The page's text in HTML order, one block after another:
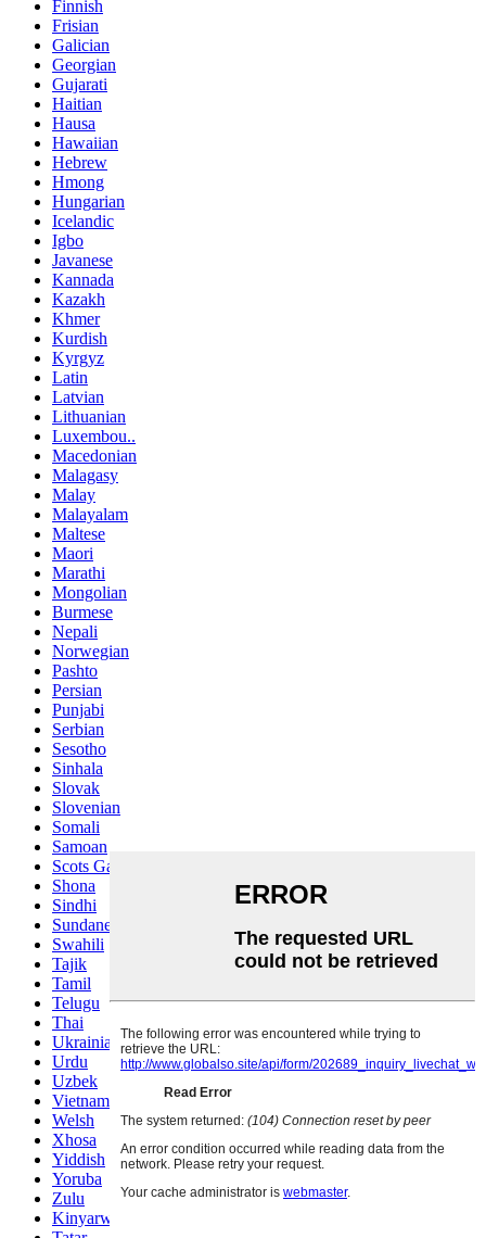
Finnish
Frisian
Galician
Georgian
Gujarati
Haitian
Hausa
Hawaiian
Hebrew
Hmong
Hungarian
Icelandic
Igbo
Javanese
Kannada
Kazakh
Khmer
Kurdish
Kyrgyz
Latin
Latvian
Lithuanian
Luxembou..
Macedonian
Malagasy
Malay
Malayalam
Maltese
Maori
Marathi
Mongolian
Burmese
Nepali
Norwegian
Pashto
Persian
Punjabi
Serbian
Sesotho
Sinhala
Slovak
Slovenian
Somali
Samoan
Scots Gaelic
Shona
Sindhi
Sundanese
Swahili
Tajik
Tamil
Telugu
Thai
Ukrainian
Urdu
Uzbek
Vietnamese
Welsh
Xhosa
Yiddish
Yoruba
Zulu
Kinyarwanda